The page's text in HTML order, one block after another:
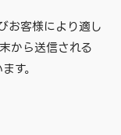
お客様により適し
から送信される
す。